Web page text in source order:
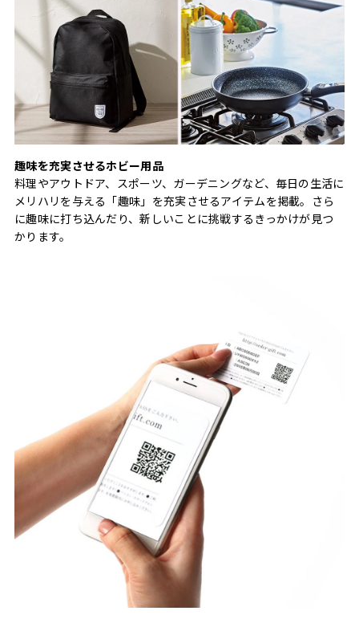
趣味を充実させるホビー用品
料理やアウトドア、スポーツ、ガーデニングなど、毎日の生活に
メリハリを与える「趣味」を充実させるアイテムを掲載。さら
に趣味に打ち込んだり、新しいことに挑戦するきっかけが見つ
かります。